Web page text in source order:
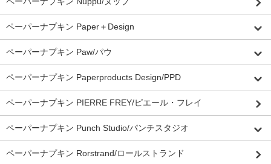
ペーパーナプキン Paper＋Design
ペーパーナプキン Paw/パウ
ペーパーナプキン Paperproducts Design/PPD
ペーパーナプキン PIERRE FREY/ピエール・フレイ
ペーパーナプキン Punch Studio/パンチスタジオ
ペーパーナプキン Rorstrand/ロールストランド